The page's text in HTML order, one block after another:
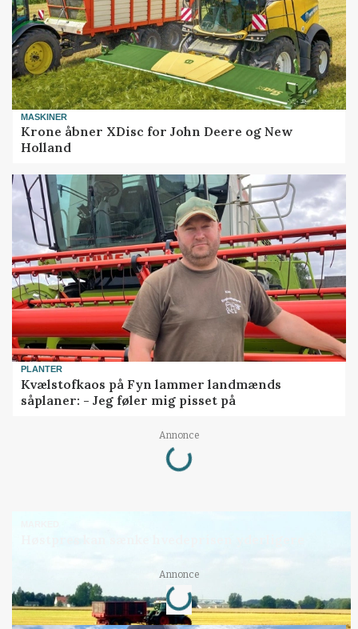
MASKINER
Krone åbner XDisc for John Deere og New
Holland
PLANTER
Kvælstofkaos på Fyn lammer landmænds
såplaner: - Jeg føler mig pisset på
Annonce
Loading...
Annonce
Loading...